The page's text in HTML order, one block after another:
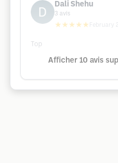
Dali Shehu
3 avis
★★★★★ February
Top
Afficher 10 avis